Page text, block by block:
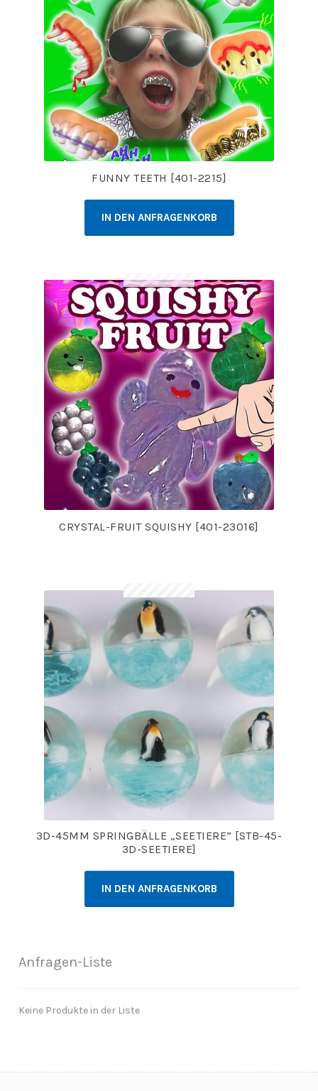
FUNNY TEETH [401-2215]
IN DEN ANFRAGENKORB
CRYSTAL-FRUIT SQUISHY [401-23016]
3D-45MM SPRINGBÄLLE „SEETIERE“ [STB-45-
3D-SEETIERE]
IN DEN ANFRAGENKORB
Anfragen-Liste
Keine Produkte in der Liste